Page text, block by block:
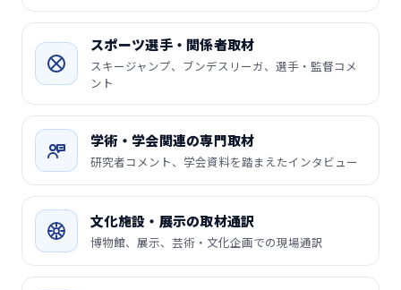
スポーツ選手・関係者取材
スキージャンプ、ブンデスリーガ、選手・監督コメ
ント
学術・学会関連の専門取材
研究者コメント、学会資料を踏まえたインタビュー
文化施設・展示の取材通訳
博物館、展示、芸術・文化企画での現場通訳